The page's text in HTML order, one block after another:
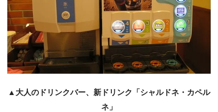
▲大人のドリンクバー、新ドリンク「シャルドネ・カペル
ネ」